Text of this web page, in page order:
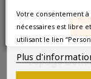
Classement
Cépage
Votre consentement
nécessaires est libre
utilisant le lien
Plus